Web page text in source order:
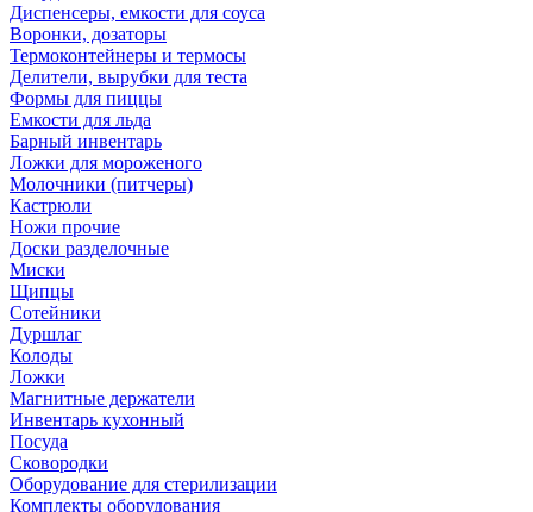
Диспенсеры, емкости для соуса
Воронки, дозаторы
Термоконтейнеры и термосы
Делители, вырубки для теста
Формы для пиццы
Емкости для льда
Барный инвентарь
Ложки для мороженого
Молочники (питчеры)
Кастрюли
Ножи прочие
Доски разделочные
Миски
Щипцы
Сотейники
Дуршлаг
Колоды
Ложки
Магнитные держатели
Инвентарь кухонный
Посуда
Сковородки
Оборудование для стерилизации
Комплекты оборудования